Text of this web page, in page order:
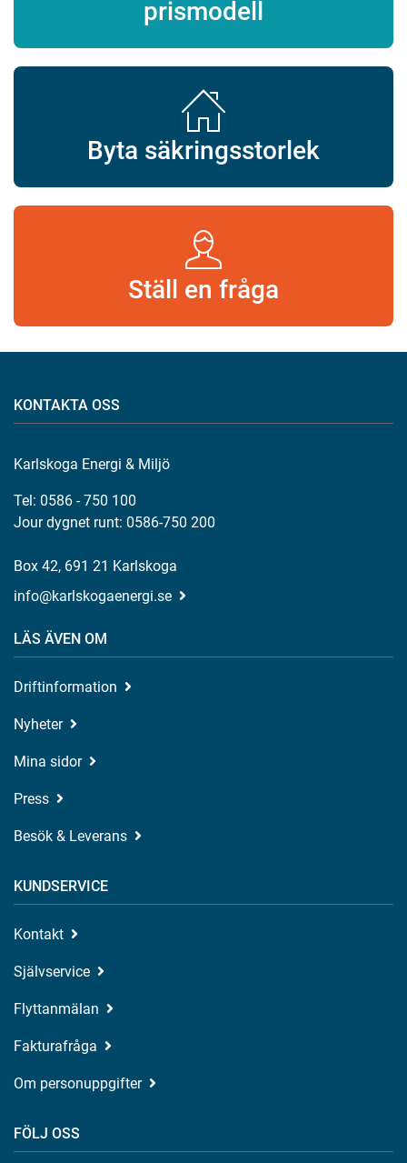
prismodell
Byta säkringsstorlek
Ställ en fråga
KONTAKTA OSS
Karlskoga Energi & Miljö
Tel: 0586 - 750 100
Jour dygnet runt: 0586-750 200
Box 42, 691 21 Karlskoga
info@karlskogaenergi.se
LÄS ÄVEN OM
Driftinformation
Nyheter
Mina sidor
Press
Besök & Leverans
KUNDSERVICE
Kontakt
Självservice
Flyttanmälan
Fakturafråga
Om personuppgifter
FÖLJ OSS